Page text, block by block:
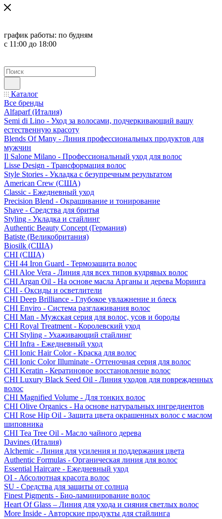
график работы: по будням
с 11:00 до 18:00
Каталог
Все бренды
Alfaparf (Италия)
Semi di Lino - Уход за волосами, подчеркивающий вашу
естественную красоту
Blends Of Many - Линия профессиональных продуктов для
мужчин
Il Salone Milano - Профессиональный уход для волос
Lisse Design - Трансформация волос
Style Stories - Укладка с безупречным результатом
American Crew (США)
Classic - Ежедневный уход
Precision Blend - Окрашивание и тонирование
Shave - Средства для бритья
Styling - Укладка и стайлинг
Authentic Beauty Concept (Германия)
Batiste (Великобритания)
Biosilk (США)
CHI (США)
CHI 44 Iron Guard - Термозащита волос
CHI Aloe Vera - Линия для всех типов кудрявых волос
CHI Argan Oil - На основе масла Арганы и дерева Моринга
CHI - Оксиды и осветлители
CHI Deep Brilliance - Глубокое увлажнение и блеск
CHI Enviro - Система разглаживания волос
CHI Man - Мужская серия для волос, усов и бороды
CHI Royal Treatment - Королевский уход
CHI Styling - Ухаживающий стайлинг
CHI Infra - Ежедневный уход
CHI Ionic Hair Color - Краска для волос
CHI Ionic Color Illuminate - Оттеночная серия для волос
CHI Keratin - Кератиновое восстановление волос
CHI Luxury Black Seed Oil - Линия уходов для поврежденных
волос
CHI Magnified Volume - Для тонких волос
CHI Olive Organics - На основе натуральных ингредиентов
CHI Rose Hip Oil - Защита цвета окрашенных волос с маслом
шиповника
CHI Tea Tree Oil - Масло чайного дерева
Davines (Италия)
Alchemic - Линия для усиления и поддержания цвета
Authentic Formulas - Органическая линия для волос
Essential Haircare - Eжедневный уход
OI - Абсолютная красота волос
SU - Средства для защиты от солнца
Finest Pigments - Био-ламинирование волос
Heart Of Glass – Линия для ухода и сияния светлых волос
More Inside - Авторские продукты для стайлинга